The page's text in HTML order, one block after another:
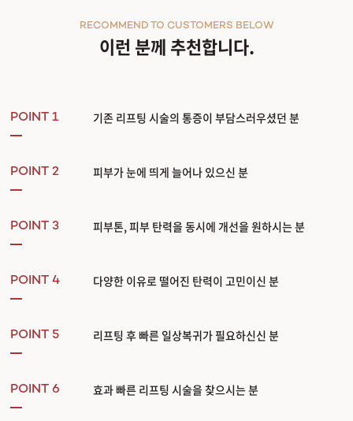
이런 분께 추천합니다.
RECOMMEND TO CUSTOMERS BELOW
POINT 1 기존 리프팅 시술의 통증이 부담스러우셨던 분
POINT 2 피부가 눈에 띄게 늘어나 있으신 분
POINT 3 피부톤, 피부 탄력을 동시에 개선을 원하시는 분
POINT 4 다양한 이유로 떨어진 탄력이 고민이신 분
POINT 5 리프팅 후 빠른 일상복귀가 필요하신신 분
POINT 6 효과 빠른 리프팅 시술을 찾으시는 분